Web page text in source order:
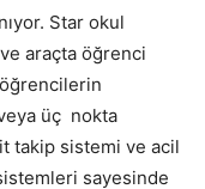
Star okul
araçta öğrenci
üç nokta
takip sistemi ve acil
sayesinde